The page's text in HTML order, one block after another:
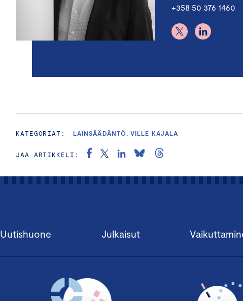
+358 50 376 1460
KATEGORIAT: LAINSÄÄDÄNTÖ, VILLE KAJALA
JAA ARTIKKELI:
Uutishuone Julkaisut